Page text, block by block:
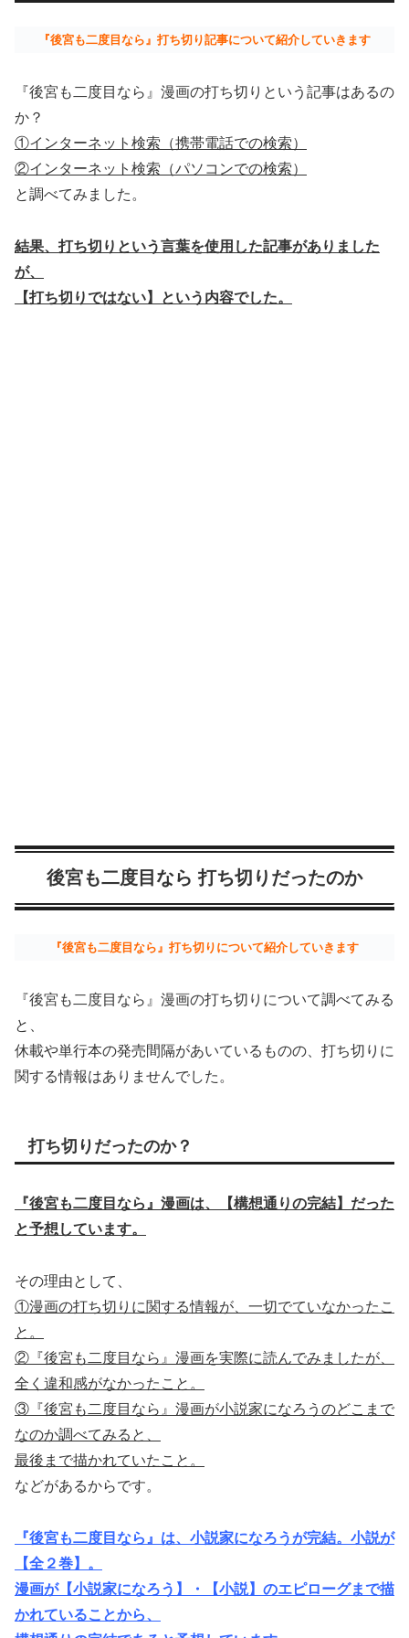
『後宮も二度目なら』打ち切り記事について紹介していきます
『後宮も二度目なら』漫画の打ち切りという記事はあるの
か？
①インターネット検索（携帯電話での検索）
②インターネット検索（パソコンでの検索）
と調べてみました。
結果、打ち切りという言葉を使用した記事がありました
が、
【打ち切りではない】という内容でした。
後宮も二度目なら 打ち切りだったのか
『後宮も二度目なら』打ち切りについて紹介していきます
『後宮も二度目なら』漫画の打ち切りについて調べてみる
と、
休載や単行本の発売間隔があいているものの、打ち切りに
関する情報はありませんでした。
打ち切りだったのか？
『後宮も二度目なら』漫画は、【構想通りの完結】だった
と予想しています。
その理由として、
①漫画の打ち切りに関する情報が、一切でていなかったこ
と。
②『後宮も二度目なら』漫画を実際に読んでみましたが、
全く違和感がなかったこと。
③『後宮も二度目なら』漫画が小説家になろうのどこまで
なのか調べてみると、
最後まで描かれていたこと。
などがあるからです。
『後宮も二度目なら』は、小説家になろうが完結。小説が
【全２巻】。
漫画が【小説家になろう】・【小説】のエピローグまで描
かれていることから、